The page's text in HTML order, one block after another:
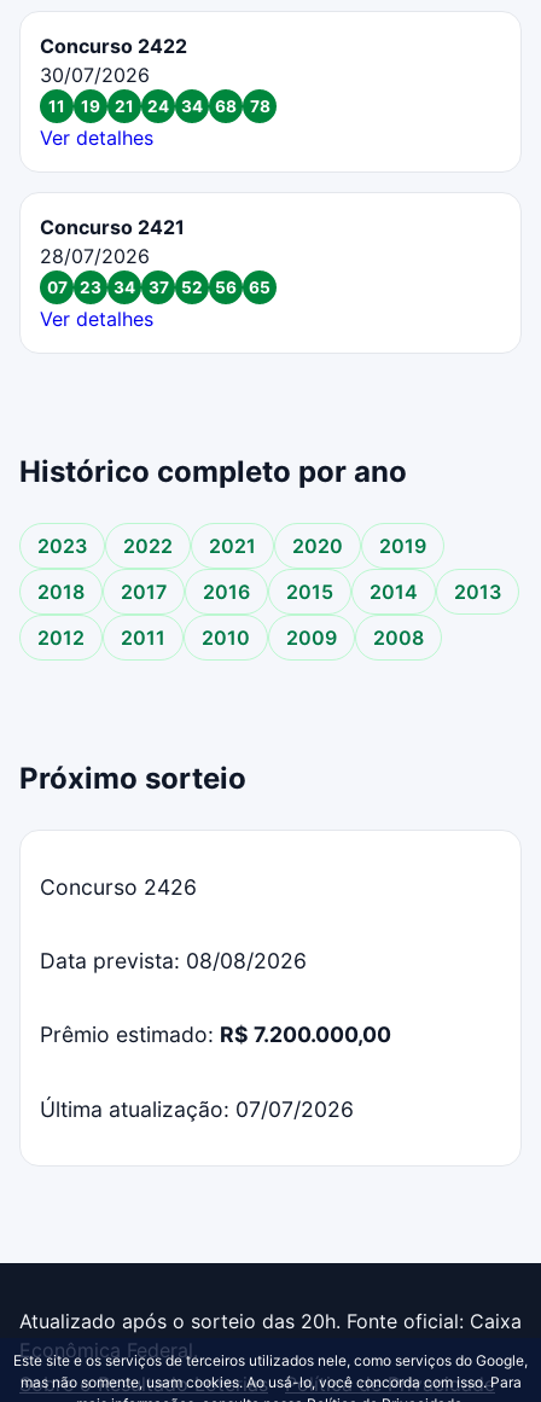
Concurso 2422
30/07/2026
11 19 21 24 34 68 78
Ver detalhes
Concurso 2421
28/07/2026
07 23 34 37 52 56 65
Ver detalhes
Histórico completo por ano
2023 2022 2021 2020
2019
2018
2017 2016 2015 2014
2013
2012
2011 2010 2009 2008
Próximo sorteio
Concurso 2426
Data prevista: 08/08/2026
Prêmio estimado: R$ 7.200.000,00
Última atualização: 07/07/2026
Atualizado após o sorteio das 20h. Fonte oficial: Caixa
Econômica Federal.
Sobre o Resultado Loterias·Política de Privacidade
Este site e os serviços de terceiros utilizados nele, como serviços do Google,
mas não somente, usam cookies. Ao usá-lo, você concorda com isso. Para